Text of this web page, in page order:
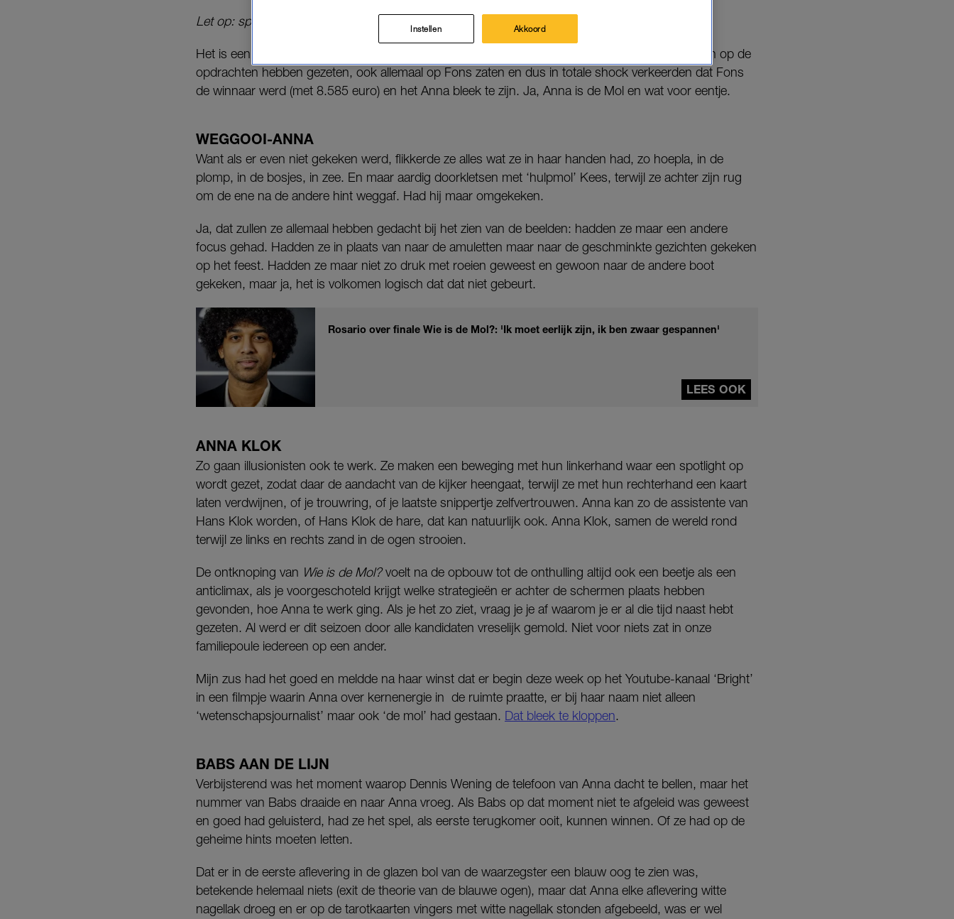
Let op: spoilers!
Het is een schrale troost dat de kandidaten die mee naar Mexico waren en met hun neus boven op de
opdrachten hebben gezeten, ook allemaal op Fons zaten en dus in totale shock verkeerden dat Fons
de winnaar werd (met 8.585 euro) en het Anna bleek te zijn. Ja, Anna is de Mol en wat voor eentje.
WEGGOOI-ANNA
Want als er even niet gekeken werd, flikkerde ze alles wat ze in haar handen had, zo hoepla, in de
plomp, in de bosjes, in zee. En maar aardig doorkletsen met ‘hulpmol’ Kees, terwijl ze achter zijn rug
om de ene na de andere hint weggaf. Had hij maar omgekeken.
Ja, dat zullen ze allemaal hebben gedacht bij het zien van de beelden: hadden ze maar een andere
focus gehad. Hadden ze in plaats van naar de amuletten maar naar de geschminkte gezichten gekeken
op het feest. Hadden ze maar niet zo druk met roeien geweest en gewoon naar de andere boot
gekeken, maar ja, het is volkomen logisch dat dat niet gebeurt.
Rosario over finale Wie is de Mol?: 'Ik moet eerlijk zijn, ik ben zwaar gespannen'
LEES OOK
ANNA KLOK
Zo gaan illusionisten ook te werk. Ze maken een beweging met hun linkerhand waar een spotlight op
wordt gezet, zodat daar de aandacht van de kijker heengaat, terwijl ze met hun rechterhand een kaart
laten verdwijnen, of je trouwring, of je laatste snippertje zelfvertrouwen. Anna kan zo de assistente van
Hans Klok worden, of Hans Klok de hare, dat kan natuurlijk ook. Anna Klok, samen de wereld rond
terwijl ze links en rechts zand in de ogen strooien.
De ontknoping van Wie is de Mol?voelt na de opbouw tot de onthulling altijd ook een beetje als een
anticlimax, als je voorgeschoteld krijgt welke strategieën er achter de schermen plaats hebben
gevonden, hoe Anna te werk ging. Als je het zo ziet, vraag je je af waarom je er al die tijd naast hebt
gezeten. Al werd er dit seizoen door alle kandidaten vreselijk gemold. Niet voor niets zat in onze
familiepoule iedereen op een ander.
Mijn zus had het goed en meldde na haar winst dat er begin deze week op het Youtube-kanaal ‘Bright’
in een filmpje waarin Anna over kernenergie in de ruimte praatte, er bij haar naam niet alleen
‘wetenschapsjournalist’ maar ook ‘de mol’ had gestaan. Dat bleek te kloppen.
BABS AAN DE LIJN
Verbijsterend was het moment waarop Dennis Wening de telefoon van Anna dacht te bellen, maar het
nummer van Babs draaide en naar Anna vroeg. Als Babs op dat moment niet te afgeleid was geweest
en goed had geluisterd, had ze het spel, als eerste terugkomer ooit, kunnen winnen. Of ze had op de
geheime hints moeten letten.
Dat er in de eerste aflevering in de glazen bol van de waarzegster een blauw oog te zien was,
betekende helemaal niets (exit de theorie van de blauwe ogen), maar dat Anna elke aflevering witte
nagellak droeg en er op de tarotkaarten vingers met witte nagellak stonden afgebeeld, was er wel
Instellen Akkoord